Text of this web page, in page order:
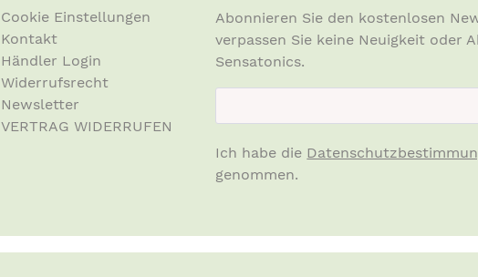
Cookie Einstellungen
Kontakt
Händler Login
Widerrufsrecht
Newsletter
VERTRAG WIDERRUFEN
Abonnieren Sie den kostenlosen
verpassen Sie keine Neuigkeit oder
Sensatonics.
Ich habe die
genommen.